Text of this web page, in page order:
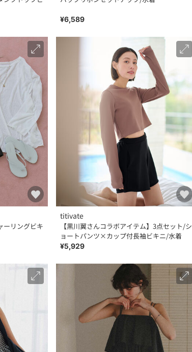
¥6,589
ーリングビキ
titivate
【黒川翼さんコラボアイテム】3点セット/シ
ョートパンツ×カップ付長袖ビキニ/水着
¥5,929